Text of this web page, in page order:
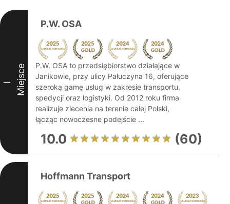
I Miejsce
P.W. OSA
P.W. OSA to przedsiębiorstwo działające w
Janikowie, przy ulicy Pałuczyna 16, oferujące
szeroką gamę usług w zakresie transportu,
spedycji oraz logistyki. Od 2012 roku firma
realizuje zlecenia na terenie całej Polski,
łącząc nowoczesne podejście ...
10.0 (60)
Hoffmann Transport